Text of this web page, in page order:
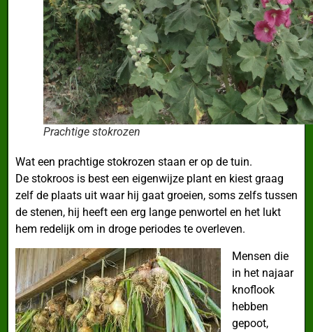
Prachtige stokrozen
Wat een prachtige stokrozen staan er op de tuin.
De stokroos is best een eigenwijze plant en kiest graag
zelf de plaats uit waar hij gaat groeien, soms zelfs tussen
de stenen, hij heeft een erg lange penwortel en het lukt
hem redelijk om in droge periodes te overleven.
Mensen die
in het najaar
knoflook
hebben
gepoot,